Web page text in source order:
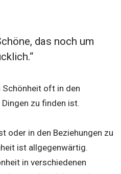
das noch um
Schönheit oft in den
zu finden ist.
oder in den Beziehungen zu
ist allgegenwärtig.
in verschiedenen